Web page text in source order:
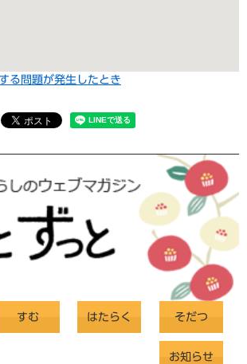
る問題が発生したとき
すむ はたらく そだつ
お知らせ